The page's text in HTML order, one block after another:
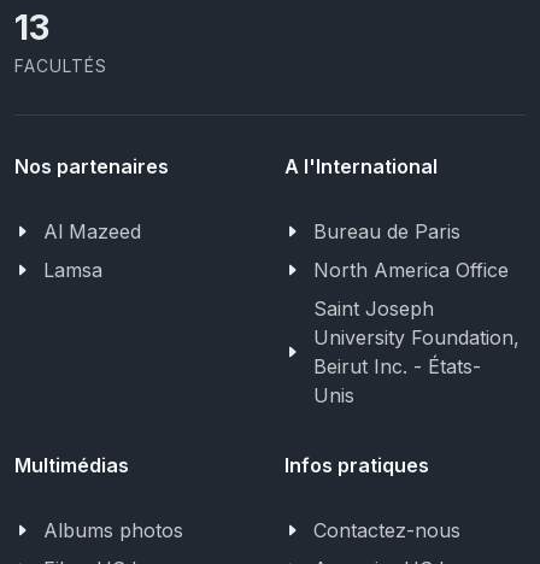
13
FACULTÉS
Nos partenaires
Al Mazeed
Lamsa
A l'International
Bureau de Paris
North America Office
Saint Joseph
University Foundation,
Beirut Inc. - États-
Unis
Multimédias
Albums photos
Infos pratiques
Contactez-nous